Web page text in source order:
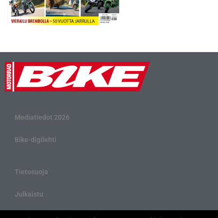
Mediatiedot 2026
Bike-digilehti
Tietosuoja
Julkaistu